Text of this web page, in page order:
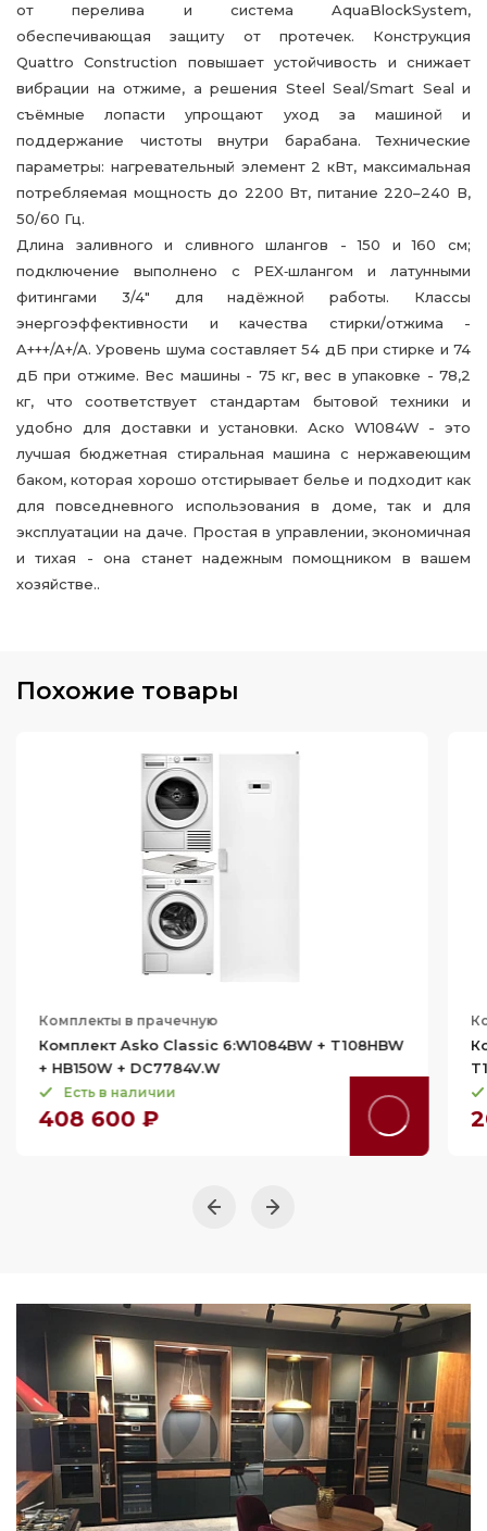
от перелива и система AquaBlockSystem,
обеспечивающая защиту от протечек. Конструкция
Quattro Construction повышает устойчивость и снижает
вибрации на отжиме, а решения Steel Seal/Smart Seal и
съёмные лопасти упрощают уход за машиной и
поддержание чистоты внутри барабана. Технические
параметры: нагревательный элемент 2 кВт, максимальная
потребляемая мощность до 2200 Вт, питание 220–240 В,
50/60 Гц.
Длина заливного и сливного шлангов - 150 и 160 см;
подключение выполнено с PEX‑шлангом и латунными
фитингами 3/4″ для надёжной работы. Классы
энергоэффективности и качества стирки/отжима -
A+++/A+/A. Уровень шума составляет 54 дБ при стирке и 74
дБ при отжиме. Вес машины - 75 кг, вес в упаковке - 78,2
кг, что соответствует стандартам бытовой техники и
удобно для доставки и установки. Аско W1084W - это
лучшая бюджетная стиральная машина с нержавеющим
баком, которая хорошо отстирывает белье и подходит как
для повседневного использования в доме, так и для
эксплуатации на даче. Простая в управлении, экономичная
и тихая - она станет надежным помощником в вашем
хозяйстве..
Похожие товары
Комплекты в прачечную
Комплект Asko Classic 6:W1084BW + T108HBW
+ HB150W + DC7784V.W
Есть в наличии
408 600 ₽